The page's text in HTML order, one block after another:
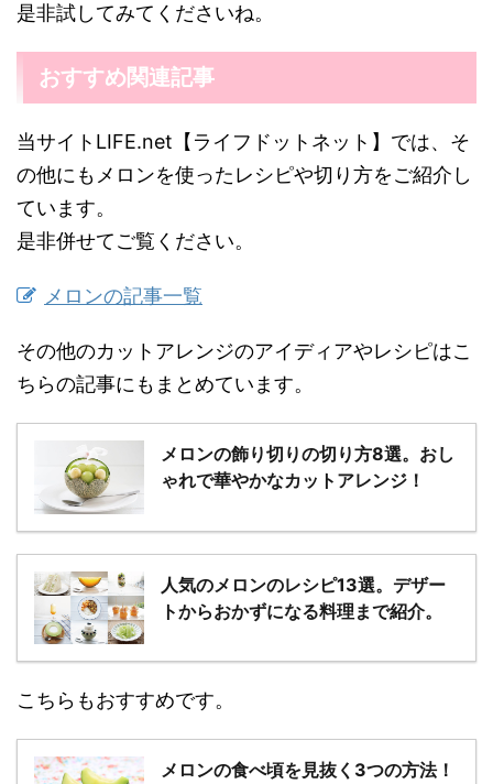
是非試してみてくださいね。
おすすめ関連記事
当サイトLIFE.net【ライフドットネット】では、そ
の他にもメロンを使ったレシピや切り方をご紹介し
ています。
是非併せてご覧ください。
メロンの記事一覧
その他のカットアレンジのアイディアやレシピはこ
ちらの記事にもまとめています。
メロンの飾り切りの切り方8選。おし
ゃれで華やかなカットアレンジ！
人気のメロンのレシピ13選。デザー
トからおかずになる料理まで紹介。
こちらもおすすめです。
メロンの食べ頃を見抜く3つの方法！